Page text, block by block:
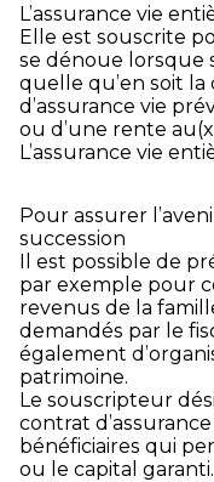
L’assurance vie
Elle est souscrite
se dénoue lorsque
quelle qu’en soit
d’assurance vie
ou d’une rente
L’assurance vie
Pour assurer
succession
Il est possible de
par exemple pour
revenus de la
demandés par le
également
patrimoine.
Le souscripteur
contrat
bénéficiaires qui
ou le capital garanti.